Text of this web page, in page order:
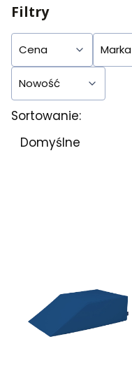
Filtry
Cena Marka
Nowość
Koniec filtrów
Lista produktów
Sortowanie:
Domyślne